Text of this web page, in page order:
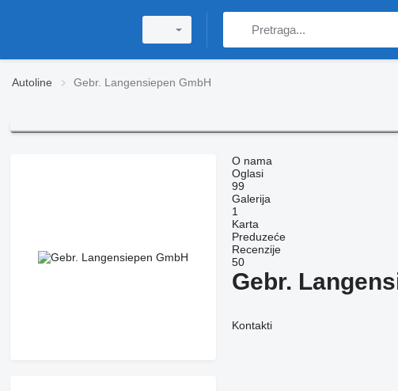
Autoline Gebr. Langensiepen GmbH
O nama
Oglasi
99
Galerija
1
Karta
Preduzeće
Recenzije
50
Gebr.
Kontakti